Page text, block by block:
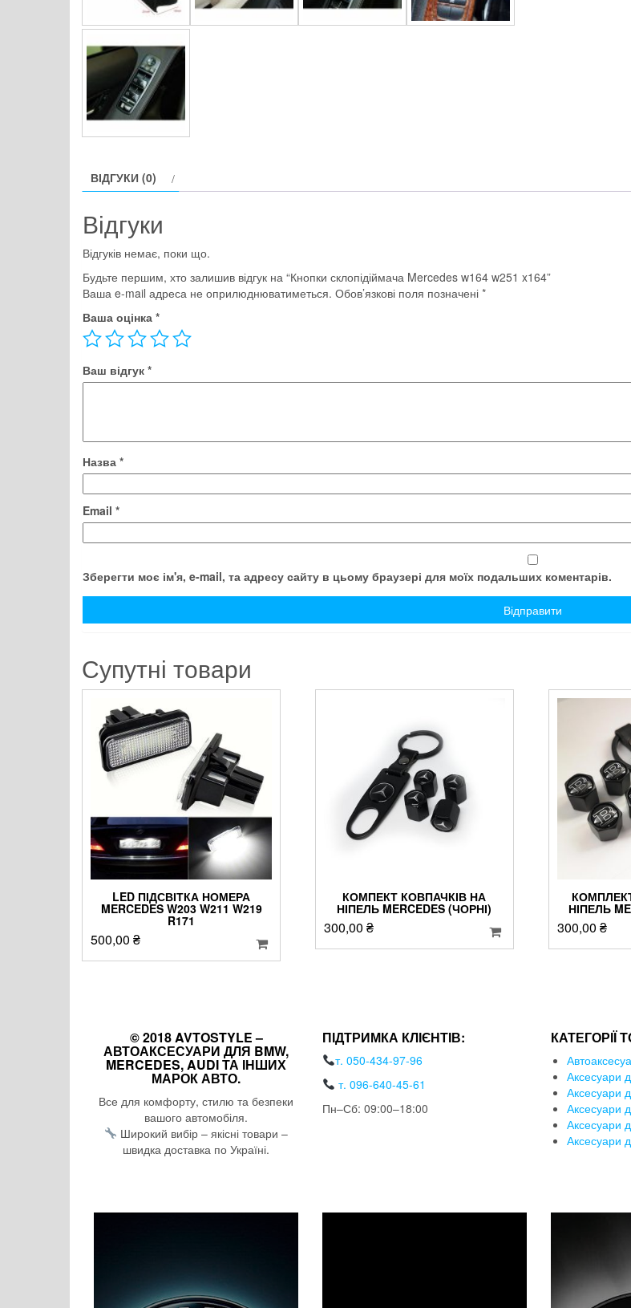
ВІДГУКИ (0)
Відгуки
Відгуків немає, поки що.
Будьте першим, хто залишив відгук на “Кнопки склопідіймача Mercedes w164 w251 x164”
Ваша e-mail адреса не оприлюднюватиметься. Обов’язкові поля позначені *
Ваша оцінка *
Ваш відгук *
Назва *
Email *
Зберегти моє ім'я, e-mail, та адресу сайту в цьому браузері для моїх подальших коментарів.
Супутні товари
LED ПІДСВІТКА НОМЕРА
MERCEDES W203 W211 W219
R171
500,00 ₴
КОМПЕКТ КОВПАЧКІВ НА
НІПЕЛЬ MERCEDES (ЧОРНІ)
300,00 ₴
НІПЕЛЬ
300,00 ₴
© 2018 AVTOSTYLE –
АВТОАКСЕСУАРИ ДЛЯ BMW,
MERCEDES, AUDI ТА ІНШИХ
МАРОК АВТО.
Все для комфорту, стилю та безпеки
вашого автомобіля.
Широкий вибір – якісні товари –
швидка доставка по Україні.
ПІДТРИМКА КЛІЄНТІВ:
т. 050-434-97-96
т. 096-640-45-61
Пн–Сб: 09:00–18:00
КАТЕГОРІЇ
Аксесуари
Аксесуари
Аксесуари
Аксесуари
Аксесуари